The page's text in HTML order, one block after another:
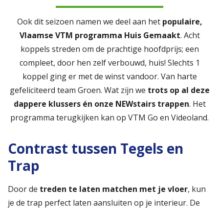
Ook dit seizoen namen we deel aan het populaire,
Vlaamse VTM programma Huis Gemaakt. Acht
koppels streden om de prachtige hoofdprijs; een
compleet, door hen zelf verbouwd, huis! Slechts 1
koppel ging er met de winst vandoor. Van harte
gefeliciteerd team Groen. Wat zijn we trots op al deze
dappere klussers én onze NEWstairs trappen. Het
programma terugkijken kan op VTM Go en Videoland.
Contrast tussen Tegels en
Trap
Door de treden te laten matchen met je vloer, kun
je de trap perfect laten aansluiten op je interieur. De